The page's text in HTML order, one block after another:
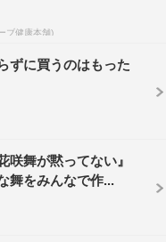
ブ健康本舗)
ずに買うのはもった
咲舞が黙ってない』
舞をみんなで作...